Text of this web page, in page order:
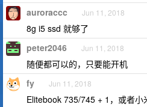
auroraccc Jun 11, 2018
8g i5 ssd 就够了
peter2046 Jun 11, 2018
随便都可以的，只要能开机
fy Jun 11, 2018
Elitebook 735/745 + 1，或者小